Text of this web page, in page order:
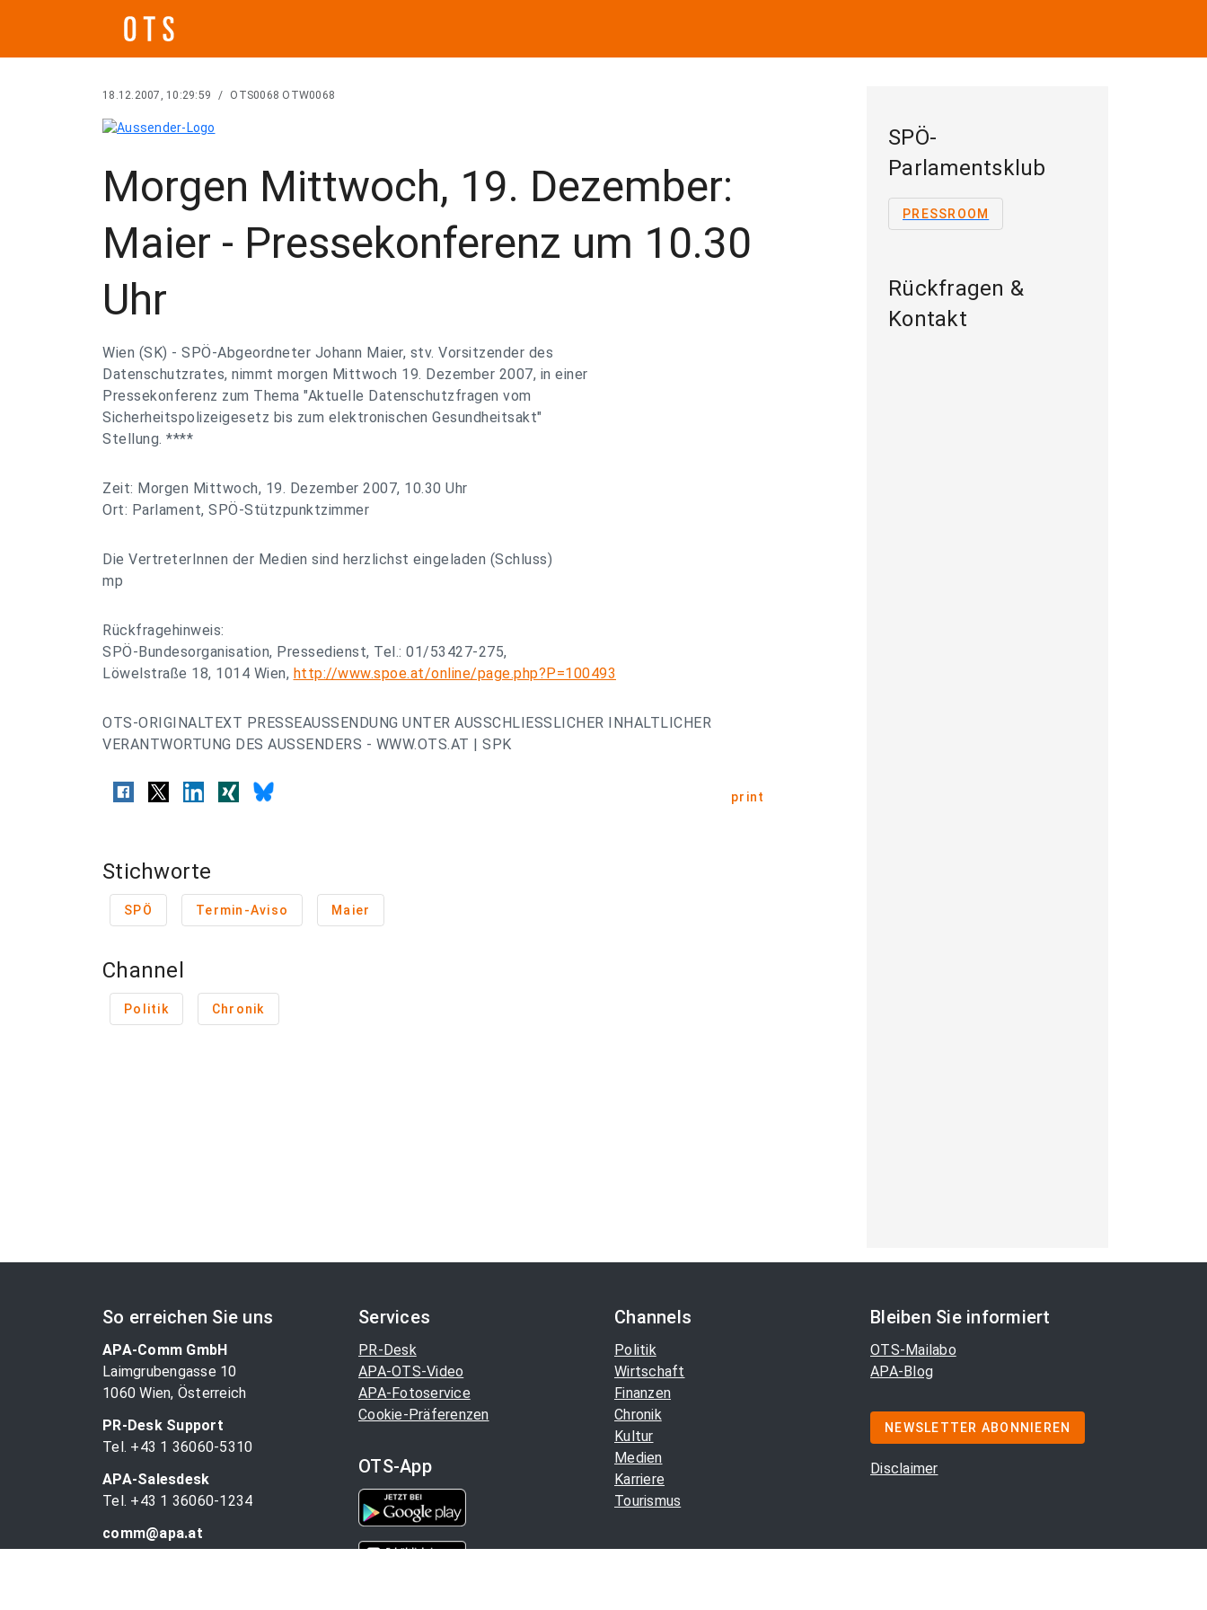
18.12.2007, 10:29:59 / OTS0068 OTW0068
Morgen Mittwoch, 19. Dezember:
Maier - Pressekonferenz um 10.30
Uhr
Wien (SK) - SPÖ-Abgeordneter Johann Maier, stv. Vorsitzender des
Datenschutzrates, nimmt morgen Mittwoch 19. Dezember 2007, in einer
Pressekonferenz zum Thema "Aktuelle Datenschutzfragen vom
Sicherheitspolizeigesetz bis zum elektronischen Gesundheitsakt"
Stellung. ****
Zeit: Morgen Mittwoch, 19. Dezember 2007, 10.30 Uhr
Ort: Parlament, SPÖ-Stützpunktzimmer
Die VertreterInnen der Medien sind herzlichst eingeladen (Schluss)
mp
Rückfragehinweis:
SPÖ-Bundesorganisation, Pressedienst, Tel.: 01/53427-275,
Löwelstraße 18, 1014 Wien, http://www.spoe.at/online/page.php?P=100493
OTS-ORIGINALTEXT PRESSEAUSSENDUNG UNTER AUSSCHLIESSLICHER INHALTLICHER
VERANTWORTUNG DES AUSSENDERS - WWW.OTS.AT | SPK
print
Stichworte
SPÖ Termin-Aviso Maier
Channel
Politik Chronik
SPÖ-
Parlamentsklub
PRESSROOM
Rückfragen &
Kontakt
So erreichen Sie uns
APA-Comm GmbH
Laimgrubengasse 10
1060 Wien, Österreich
PR-Desk Support
Tel. +43 1 36060-5310
APA-Salesdesk
Tel. +43 1 36060-1234
comm@apa.at
Services
PR-Desk
APA-OTS-Video
APA-Fotoservice
Cookie-Präferenzen
OTS-App
Channels
Politik
Wirtschaft
Finanzen
Chronik
Kultur
Medien
Karriere
Tourismus
Bleiben Sie informiert
OTS-Mailabo
APA-Blog
NEWSLETTER ABONNIEREN
Disclaimer